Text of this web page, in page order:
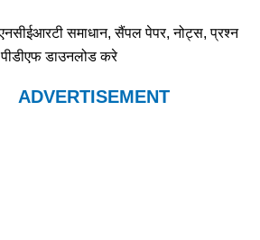
समाधान, सैंपल पेपर, नोट्स, प्रश्न
डाउनलोड करे
ADVERTISEMENT